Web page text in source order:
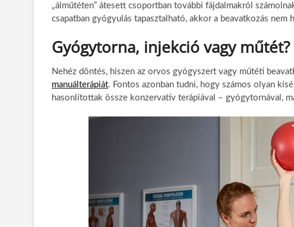
„álműtéten” átesett csoportban további fájdalmakról
csapatban gyógyulás tapasztalható, akkor a beavatkozás
Gyógytorna, injekció vagy műtét?
Nehéz döntés, hiszen az orvos gyógyszert vagy műtéti
manuálterápiát. Fontos azonban tudni, hogy számos olyan
hasonlítottak össze konzervatív terápiával – gyógytornával,